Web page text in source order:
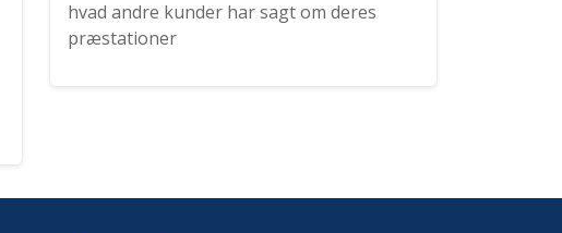
hvad andre kunder har sagt om deres
præstationer